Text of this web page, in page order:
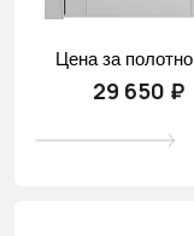
Цена за полотно
29 650 ₽